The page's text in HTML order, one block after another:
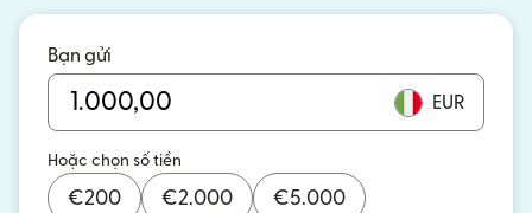
Bạn gửi
EUR
Hoặc chọn số tiền
€200 €2.000 €5.000